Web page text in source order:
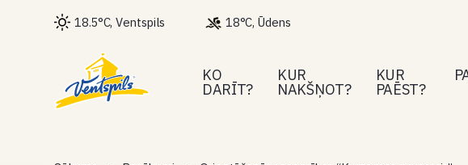
18.5°C, Ventspils 18°C, Ūdens
KO
DARĪT?
KUR
NAKŠŅOT?
KUR
PAĒST?